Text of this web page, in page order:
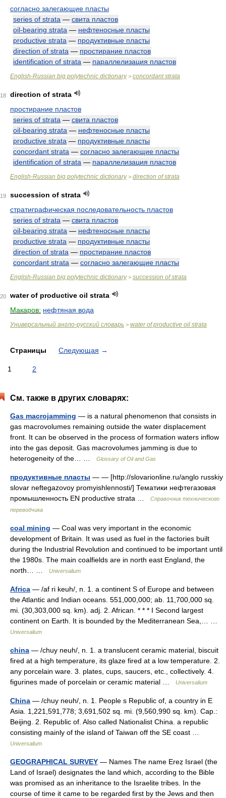
согласно залегающие пласты
series of strata — свита пластов
oil-bearing strata — нефтеносные пласты
productive strata — продуктивные пласты
direction of strata — простирание пластов
identification of strata — параллелизация пластов
English-Russian big polytechnic dictionary> concordant strata
18
direction of strata
простирание пластов
series of strata — свита пластов
oil-bearing strata — нефтеносные пласты
productive strata — продуктивные пласты
concordant strata — согласно залегающие пласты
identification of strata — параллелизация пластов
English-Russian big polytechnic dictionary> direction of strata
19
succession of strata
стратиграфическая последовательность пластов
series of strata — свита пластов
oil-bearing strata — нефтеносные пласты
productive strata — продуктивные пласты
direction of strata — простирание пластов
concordant strata — согласно залегающие пласты
English-Russian big polytechnic dictionary> succession of strata
20
water of productive oil strata
Макаров: нефтяная вода
Универсальный англо-русский словарь > water of productive oil strata
Страницы Следующая →
1 2
См. также в других словарях:
Gas macrojamming — is a natural phenomenon that consists in
gas macrovolumes remaining outside the water displacement
front. It can be observed in the process of formation waters inflow
into the gas deposit. Gas macrovolumes jamming is due to
heterogeneity of the… …
Glossary of Oil and Gas
продуктивные пласты — — [http://slovarionline.ru/anglo russkiy
slovar neftegazovoy promyishlennosti/] Тематики нефтегазовая
промышленность EN productive strata …
Справочник технического
переводчика
coal mining — Coal was very important in the economic
development of Britain. It was used as fuel in the factories built
during the Industrial Revolution and continued to be important until
the 1980s. The main coalfields are in north east England, the
north… …
Universalium
Africa — /af ri keuh/, n. 1. a continent S of Europe and between
the Atlantic and Indian oceans. 551,000,000; ab. 11,700,000 sq.
mi. (30,303,000 sq. km). adj. 2. African. * * * I Second largest
continent on Earth. It is bounded by the Mediterranean Sea,… …
Universalium
china — /chuy neuh/, n. 1. a translucent ceramic material, biscuit
fired at a high temperature, its glaze fired at a low temperature. 2.
any porcelain ware. 3. plates, cups, saucers, etc., collectively. 4.
figurines made of porcelain or ceramic material …
Universalium
China — /chuy neuh/, n. 1. People s Republic of, a country in E
Asia. 1,221,591,778; 3,691,502 sq. mi. (9,560,990 sq. km). Cap.:
Beijing. 2. Republic of. Also called Nationalist China. a republic
consisting mainly of the island of Taiwan off the SE coast …
Universalium
GEOGRAPHICAL SURVEY — Names The name Ereẓ Israel (the
Land of Israel) designates the land which, according to the Bible
was promised as an inheritance to the Israelite tribes. In the
course of time it came to be regarded first by the Jews and then